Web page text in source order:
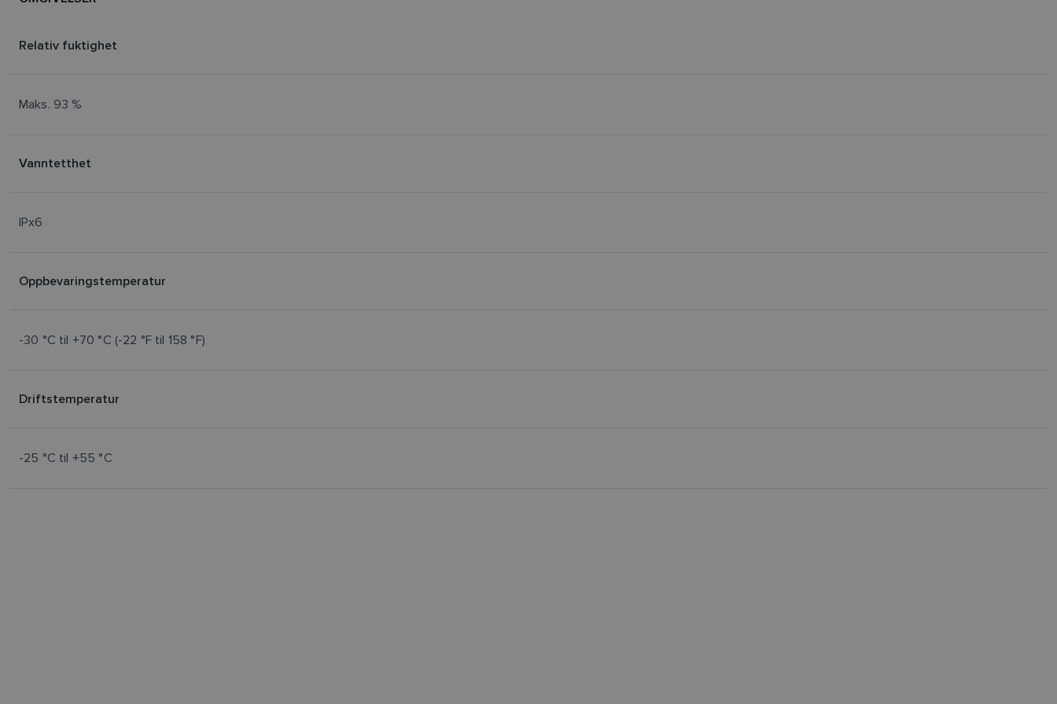
Relativ fuktighet
Maks. 93 %
Vanntetthet
IPx6
Oppbevaringstemperatur
-30 °C til +70 °C (-22 °F til 158 °F)
Driftstemperatur
-25 °C til +55 °C